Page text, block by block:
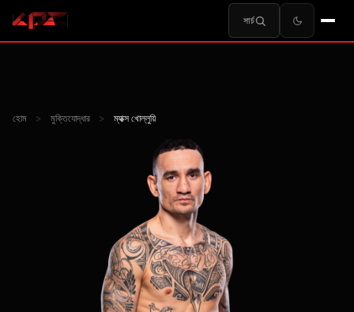
সার্চ
হোম > মুক্তিযোদ্ধার > ম্যাক্স খোল্লুয়ি